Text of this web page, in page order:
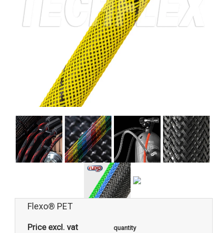
Flexo® PET
Price excl. vat quantity